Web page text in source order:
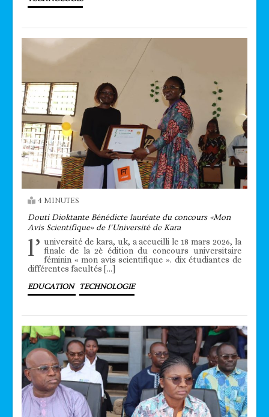
4 MINUTES
Douti Dioktante Bénédicte lauréate du concours «Mon
Avis Scientifique» de l’Université de Kara
l’ université de kara, uk, a accueilli le 18 mars 2026, la
finale de la 2è édition du concours universitaire
féminin « mon avis scientifique ». dix étudiantes de
différentes facultés […]
EDUCATION TECHNOLOGIE